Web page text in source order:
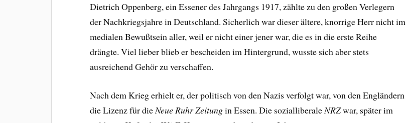
Dietrich Oppenberg, ein Essener des Jahrgangs 1917, zählte zu den großen Verlegern
der Nachkriegsjahre in Deutschland. Sicherlich war dieser ältere, knorrige Herr nicht im
medialen Bewußtsein aller, weil er nicht einer jener war, die es in die erste Reihe
drängte. Viel lieber blieb er bescheiden im Hintergrund, wusste sich aber stets
ausreichend Gehör zu verschaffen.
Nach dem Krieg erhielt er, der politisch von den Nazis verfolgt war, von den Engländern
die Lizenz für dieNeue Ruhr Zeitungin Essen. Die sozialliberaleNRZwar, später im